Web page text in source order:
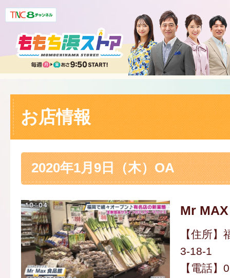
お店情報
2020年1月9日（木）OA
Mr
【住所
3-18-1
【電話